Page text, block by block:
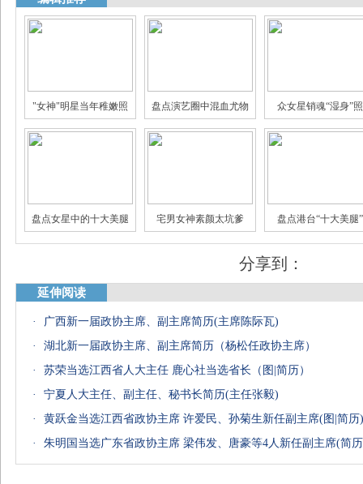
"女神"明星当年稚嫩照 盘点演艺圈中混血尤物 众女星销魂“湿身”照
娱乐圈身家过亿的明星 揭秘娱乐圈真假"闺蜜情" 三线女星的豪门生活
盘点女星中的十大美腿 宅男女神素颜太坑爹 盘点港台“十大美腿”
分享到：
延伸阅读
·
广西新一届政协主席、副主席简历(主席陈际瓦)
·
湖北新一届政协主席、副主席简历（杨松任政协主席）
·
苏荣当选江西省人大主任 鹿心社当选省长（图|简历）
·
宁夏人大主任、副主任、秘书长简历(主任张毅)
·
黄跃金当选江西省政协主席 许爱民、孙菊生新任副主席(图|简历)
·
朱明国当选广东省政协主席 梁伟发、唐豪等4人新任副主席(简